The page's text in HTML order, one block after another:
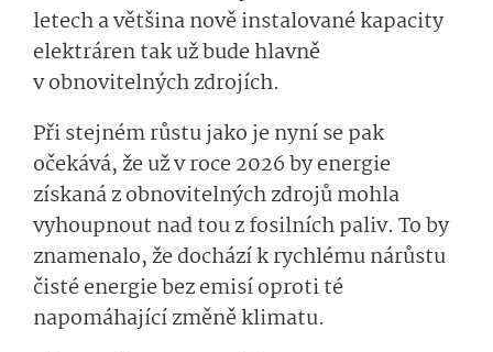
letech a většina nově instalované kapacity
elektráren tak už bude hlavně
v obnovitelných zdrojích.
Při stejném růstu jako je nyní se pak
očekává, že už v roce 2026 by energie
získaná z obnovitelných zdrojů mohla
vyhoupnout nad tou z fosilních paliv. To by
znamenalo, že dochází k rychlému nárůstu
čisté energie bez emisí oproti té
napomáhající změně klimatu.